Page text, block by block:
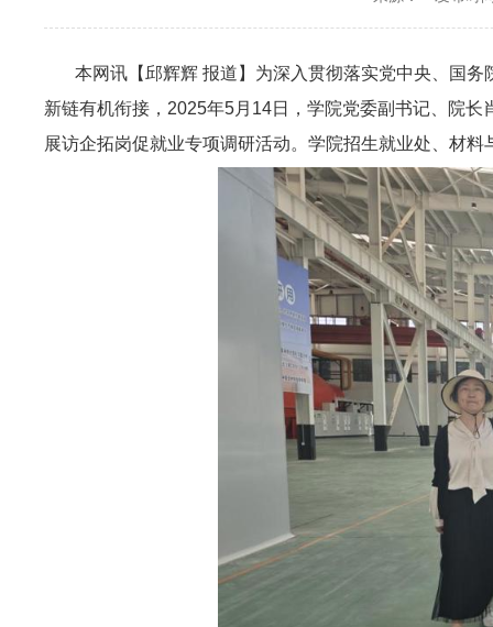
本网讯【邱辉辉 报道】为深入贯彻落实党中央、国务
新链有机衔接，2025年5月14日，学院党委副书记、院
展访企拓岗促就业专项调研活动。学院招生就业处、材